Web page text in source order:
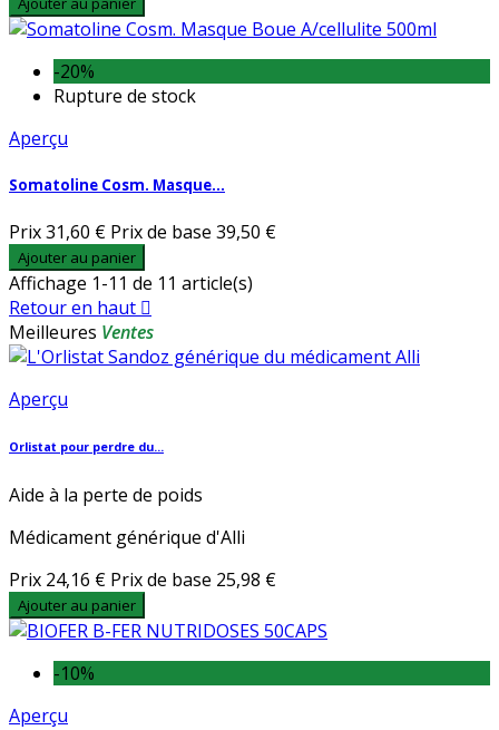
-20%
Rupture de stock
Aperçu
Somatoline Cosm. Masque...
Prix31,60 € Prix de base 39,50 €
Ajouter au panier
Affichage 1-11 de 11 article(s)
Retour en haut 
Meilleures Ventes
Aperçu
Orlistat pour perdre du...
Aide à la perte de poids
Médicament générique d'Alli
Prix 24,16 € Prix de base 25,98 €
Ajouter au panier
-10%
Aperçu